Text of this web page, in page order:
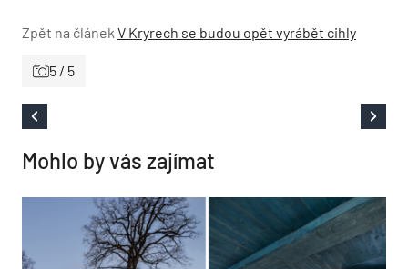
Zpět na článek V Kryrech se budou opět vyrábět cihly
5 / 5
Mohlo by vás zajímat